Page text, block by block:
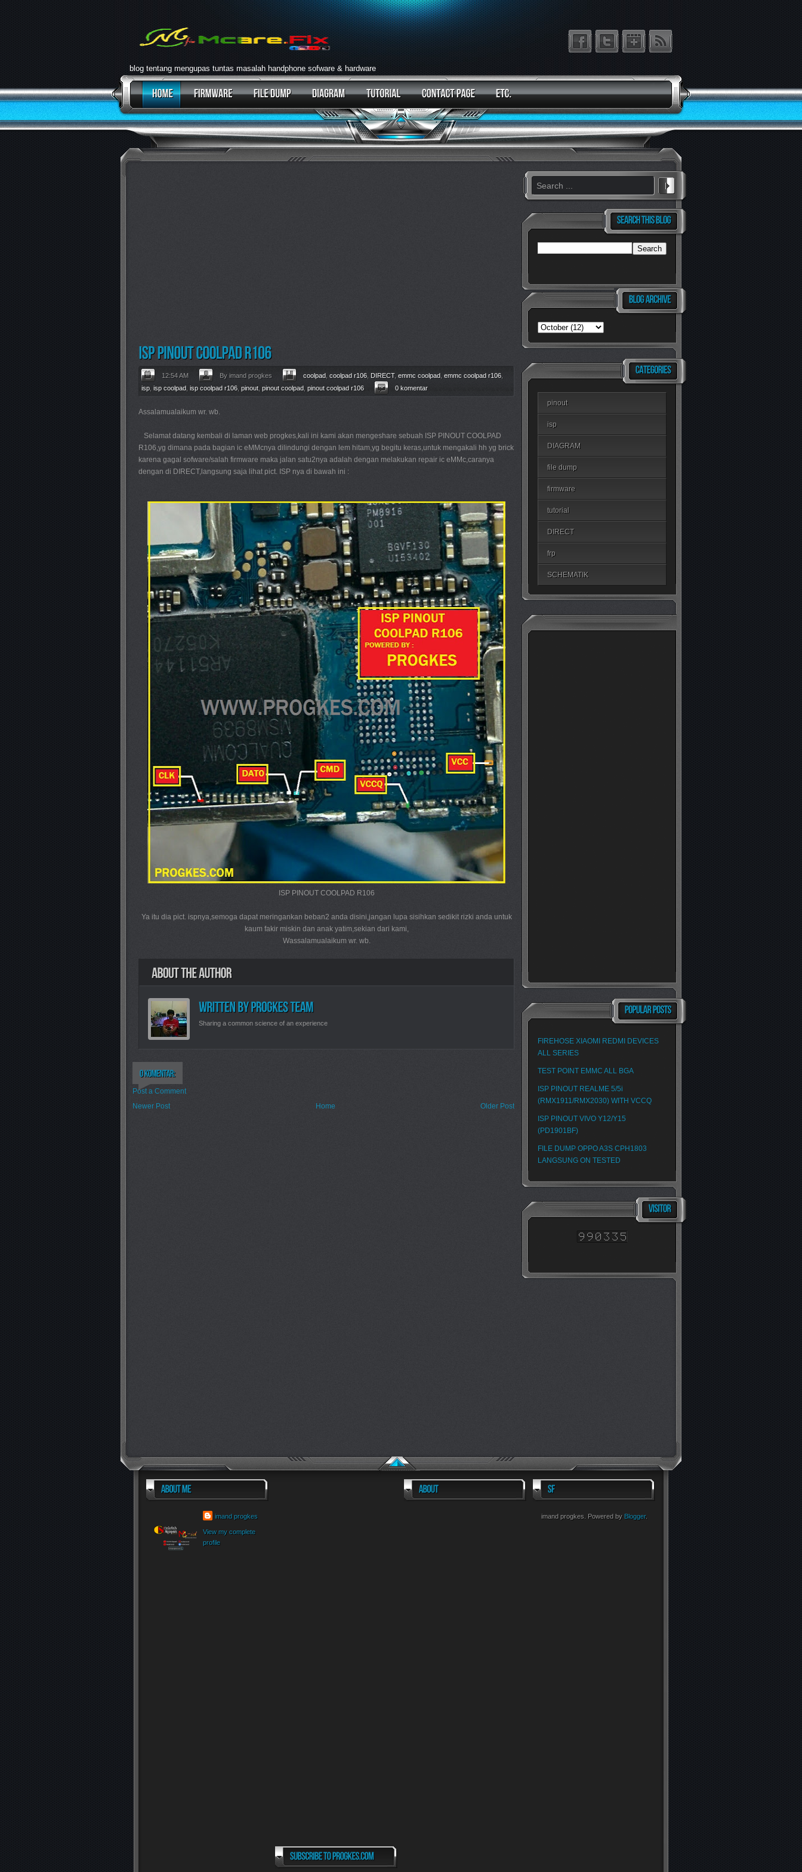
blog tentang mengupas tuntas masalah handphone sofware & hardware
12:54 AM By imand progkes coolpad coolpad r106 DIRECT, emmc coolpad emmc coolpad r106
isp isp coolpad isp coolpad r106 pinout pinout coolpad pinout coolpad r106 0 komentar
Assalamualaikum wr. wb.
Selamat datang kembali di laman web progkes,kali ini kami akan mengeshare sebuah ISP PINOUT COOLPAD
R106,yg dimana pada bagian ic eMMcnya dilindungi dengan lem hitam,yg begitu keras,untuk mengakali hh yg brick
karena gagal sofware/salah firmware maka jalan satu2nya adalah dengan melakukan repair ic eMMc,caranya
dengan di DIRECT,langsung saja lihat pict. ISP nya di bawah ini :
ISP PINOUT COOLPAD R106
Ya itu dia pict. ispnya,semoga dapat meringankan beban2 anda disini,jangan lupa sisihkan sedikit rizki anda untuk
kaum fakir miskin dan anak yatim,sekian dari kami,
Wassalamualaikum wr. wb.
Sharing a common science of an experience
Post a Comment
Newer Post
Older Post
Home
pinout
isp
DIAGRAM
file dump
firmware
tutorial
DIRECT
frp
SCHEMATIK
FIREHOSE XIAOMI REDMI DEVICES
ALL SERIES
TEST POINT EMMC ALL BGA
ISP PINOUT REALME 5/5i
(RMX1911/RMX2030) WITH VCCQ
ISP PINOUT VIVO Y12/Y15
(PD1901BF)
FILE DUMP OPPO A3S CPH1803
LANGSUNG ON TESTED
imand progkes
View my complete
profile
imand progkes. Powered by Blogger.